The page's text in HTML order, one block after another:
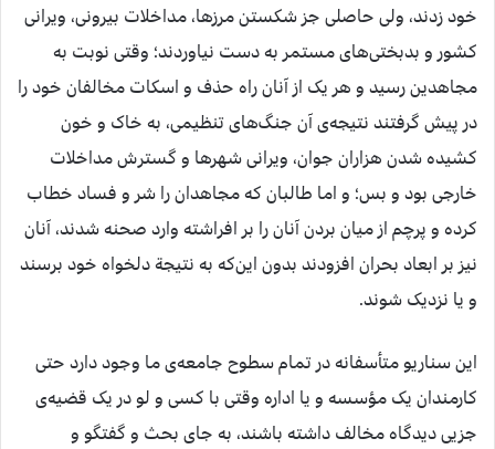
خود زدند، ولی حاصلی جز شکستن مرزها، مداخلات بیرونی، ویرانی
کشور و بدبختی‌های مستمر به دست نیاوردند؛ وقتی نوبت به
مجاهدین رسید و هر یک از آنان راه حذف و اسکات مخالفان خود را
در پیش گرفتند نتیجه‌ی آن جنگ‌های تنظیمی، به خاک و خون
کشیده شدن هزاران جوان، ویرانی شهرها و گسترش مداخلات
خارجی بود و بس؛ و اما طالبان که مجاهدان را شر و فساد خطاب
کرده و پرچم از میان بردن آنان را بر افراشته وارد صحنه شدند، آنان
نیز بر ابعاد بحران افزودند بدون این‌که به نتیجة دلخواه خود برسند
و یا نزدیک شوند.
این سناریو متأسفانه در تمام سطوح جامعه‌ی ما وجود دارد حتی
کارمندان یک مؤسسه و یا اداره وقتی با کسی و لو در یک قضیه‌ی
جزیی دیدگاه مخالف داشته باشند، به جای بحث و گفتگو و